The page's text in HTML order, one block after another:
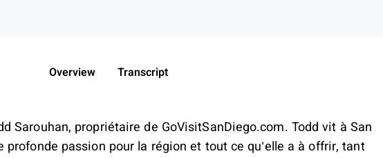
Overview Transcript
Sarouhan, propriétaire de GoVisitSanDiego.com. Todd vit à San
profonde passion pour la région et tout ce qu’elle a à offrir, tant